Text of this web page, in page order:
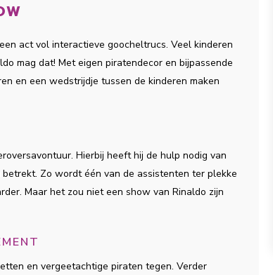
act vol interactieve goocheltrucs. Veel kinderen
mag dat! Met eigen piratendecor en bijpassende
en een wedstrijdje tussen de kinderen maken
Hierbij heeft hij de hulp nodig van
Zo wordt één van de assistenten ter plekke
Maar het zou niet een show van Rinaldo zijn
en vergeetachtige piraten tegen. Verder